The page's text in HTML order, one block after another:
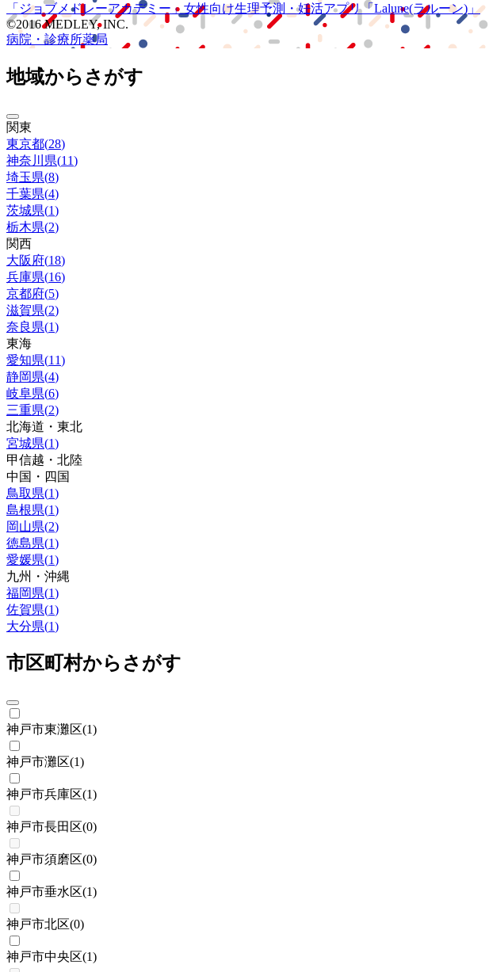
「ジョブメドレーアカデミー」 女性向け生理予測・妊活アプリ「Lalune(ラルーン)」
©2016 MEDLEY, INC.
病院・診療所薬局
地域からさがす
関東
東京都(28)
神奈川県(11)
埼玉県(8)
千葉県(4)
茨城県(1)
栃木県(2)
関西
大阪府(18)
兵庫県(16)
京都府(5)
滋賀県(2)
奈良県(1)
東海
愛知県(11)
静岡県(4)
岐阜県(6)
三重県(2)
北海道・東北
宮城県(1)
甲信越・北陸
中国・四国
鳥取県(1)
島根県(1)
岡山県(2)
徳島県(1)
愛媛県(1)
九州・沖縄
福岡県(1)
佐賀県(1)
大分県(1)
市区町村からさがす
神戸市東灘区(1)
神戸市灘区(1)
神戸市兵庫区(1)
神戸市長田区(0)
神戸市須磨区(0)
神戸市垂水区(1)
神戸市北区(0)
神戸市中央区(1)